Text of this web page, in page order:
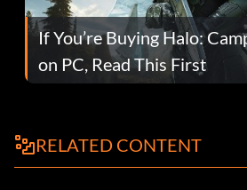
If You’re Buying Halo:
on PC, Read This First
RELATED CONTENT